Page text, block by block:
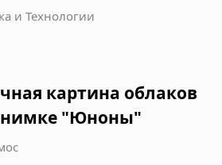
и Технологии
картина облаков
"Юноны"